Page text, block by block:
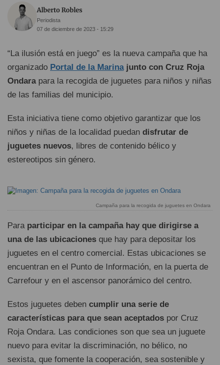
Alberto Robles
Periodista
07 de diciembre de 2023 - 15:29
“La ilusión está en juego” es la nueva campaña que ha
organizado Portal de la Marinajunto con Cruz Roja
Ondarapara la recogida de juguetes para niños y niñas
de las familias del municipio.
Esta iniciativa tiene como objetivo garantizar que los
niños y niñas de la localidad puedan disfrutar de
juguetes nuevos, libres de contenido bélico y
estereotipos sin género.
Campaña para la recogida de juguetes en Ondara
Para participar en la campaña hay que dirigirse a
una de las ubicaciones que hay para depositar los
juguetes en el centro comercial. Estas ubicaciones se
encuentran en el Punto de Información, en la puerta de
Carrefour y en el ascensor panorámico del centro.
Estos juguetes deben cumplir una serie de
características para que sean aceptados por Cruz
Roja Ondara. Las condiciones son que sea un juguete
nuevo para evitar la discriminación, no bélico, no
sexista, que fomente la cooperación, sea sostenible y